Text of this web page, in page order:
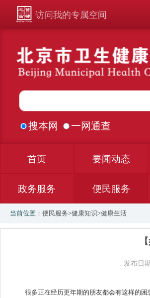
访问我的专属空间
搜本网 一网通查
首页 要闻动态
政务服务 便民服务
当前位置： 便民服务>健康知识>健康生活
发布日
很多正在经历更年期的朋友都会有这样的